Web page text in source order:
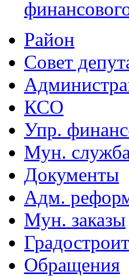
Район
Совет
КСО
Упр.
Мун. служба
Документы
Адм.
Мун. заказы
Обращения